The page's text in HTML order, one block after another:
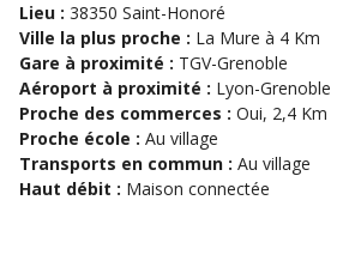
Lieu : 38350 Saint-Honoré
Ville la plus proche : La Mure à 4 Km
Gare à proximité : TGV-Grenoble
Aéroport à proximité : Lyon-Grenoble
Proche des commerces : Oui, 2,4 Km
Proche école : Au village
Transports en commun : Au village
Haut débit : Maison connectée